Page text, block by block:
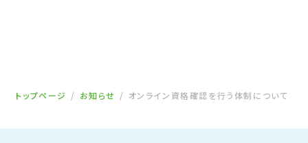
トップページ お知らせ オンライン資格確認を行う体制について